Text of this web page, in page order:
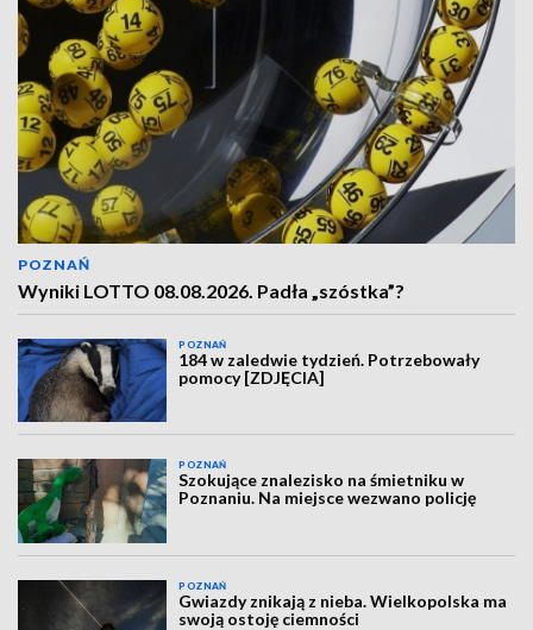
POZNAŃ
Wyniki LOTTO 08.08.2026. Padła „szóstka”?
POZNAŃ
184 w zaledwie tydzień. Potrzebowały
pomocy [ZDJĘCIA]
POZNAŃ
Szokujące znalezisko na śmietniku w
Poznaniu. Na miejsce wezwano policję
POZNAŃ
Gwiazdy znikają z nieba. Wielkopolska ma
swoją ostoję ciemności